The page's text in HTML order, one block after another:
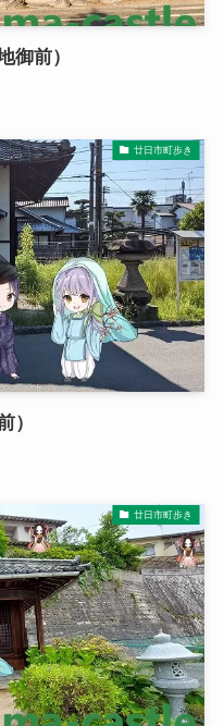
御前）
廿日市町歩き
）
廿日市町歩き